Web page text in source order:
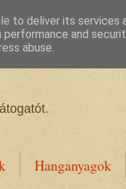
Hanganyagok
to deliver its services
performance and
abuse.